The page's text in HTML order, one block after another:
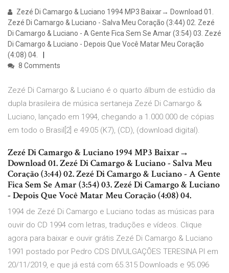
Zezé Di Camargo & Luciano 1994 MP3 Baixar→ Download 01.
Zezé Di Camargo & Luciano - Salva Meu Coração (3:44) 02. Zezé
Di Camargo & Luciano - A Gente Fica Sem Se Amar (3:54) 03. Zezé
Di Camargo & Luciano - Depois Que Você Matar Meu Coração
(4:08) 04.
8 Comments
Zezé Di Camargo & Luciano é o quarto álbum de estúdio da
dupla brasileira de música sertaneja Zezé Di Camargo &
Luciano, lançado em 1994, chegando a 1.000.000 de cópias
em todo o Brasil[2] e 49:05 (K7), (CD), (download digital).
Zezé Di Camargo & Luciano 1994 MP3 Baixar→
Download 01. Zezé Di Camargo & Luciano - Salva Meu
Coração (3:44) 02. Zezé Di Camargo & Luciano - A Gente
Fica Sem Se Amar (3:54) 03. Zezé Di Camargo & Luciano
- Depois Que Você Matar Meu Coração (4:08) 04.
1994 de Zezé Di Camargo e Luciano todas as músicas para
ouvir do CD 1994 com letras, traduções e vídeos. Clique
agora para baixar e ouvir grátis Zezé Di Camargo & Luciano
1991 postado por Pedro CDS DIVULGAÇÕES TERESINA PI em
20/11/2019, e que já está com 65.315 Downloads e 95.096